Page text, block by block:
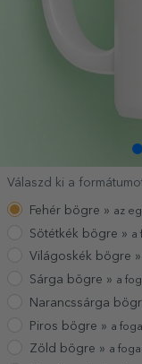
Válaszd ki a
Fehér bögre » az
Sötétkék bögre » a
Világoskék bögre »
Sárga bögre » a
Narancssárga
Piros bögre » a
Zöld bögre » a